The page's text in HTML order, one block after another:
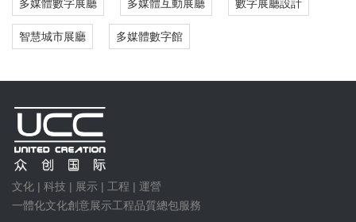
多媒體數字展廳 多媒體互動展廳 數字展廳設計
智慧城市展廳 多媒體數字館
文化 | 科技 | 展示 | 工程 | 運營
一體化文化創意展示工程品質總包服務